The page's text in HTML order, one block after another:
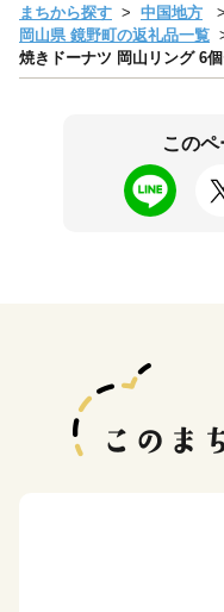
まちから探す 中国地方
岡山県 鏡野町の返礼品一覧
焼きドーナツ 岡山リング 6
この